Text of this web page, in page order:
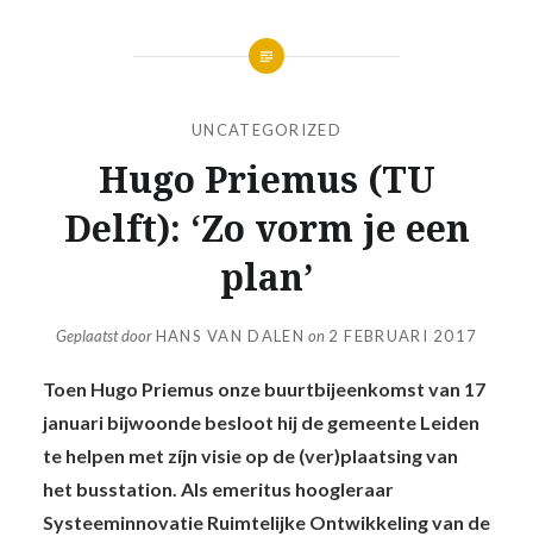
UNCATEGORIZED
Hugo Priemus (TU
Delft): ‘Zo vorm je een
plan’
Geplaatst doorHANS VAN DALEN on 2 FEBRUARI 2017
Toen Hugo Priemus onze buurtbijeenkomst van 17
januari bijwoonde besloot hij de gemeente Leiden
te helpen met zíjn visie op de (ver)plaatsing van
het busstation. Als emeritus hoogleraar
Systeeminnovatie Ruimtelijke Ontwikkeling van de